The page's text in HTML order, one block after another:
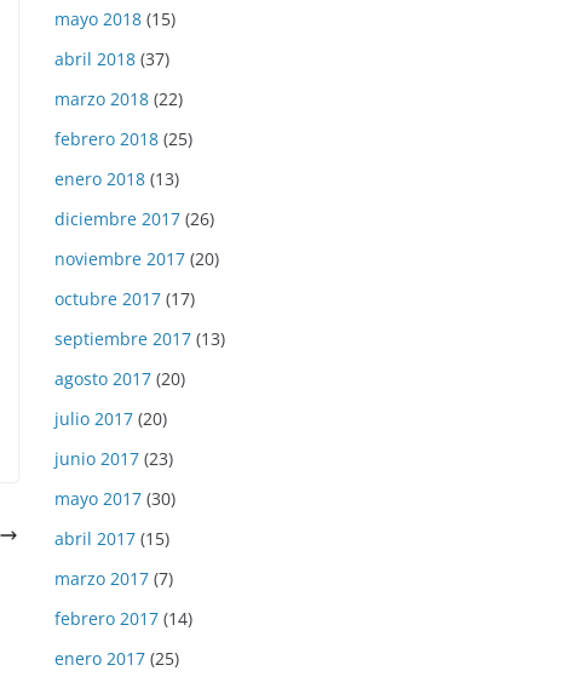
mayo 2018 (15)
abril 2018 (37)
marzo 2018 (22)
febrero 2018 (25)
enero 2018 (13)
diciembre 2017 (26)
noviembre 2017 (20)
octubre 2017 (17)
septiembre 2017 (13)
agosto 2017 (20)
julio 2017 (20)
junio 2017 (23)
mayo 2017 (30)
abril 2017 (15)
marzo 2017 (7)
febrero 2017 (14)
enero 2017 (25)